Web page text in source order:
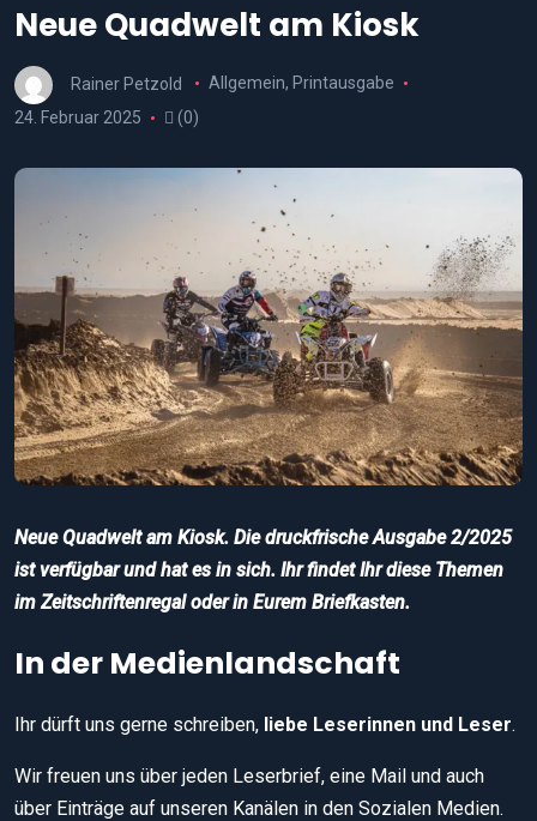
Neue Quadwelt am Kiosk
Rainer Petzold Allgemein, Printausgabe
24. Februar 2025
(0)
Neue Quadwelt am Kiosk. Die druckfrische Ausgabe 2/2025
ist verfügbar und hat es in sich. Ihr findet Ihr diese Themen
im Zeitschriftenregal oder in Eurem Briefkasten.
In der Medienlandschaft
Ihr dürft uns gerne schreiben, liebe Leserinnen und Leser.
Wir freuen uns über jeden Leserbrief, eine Mail und auch
über Einträge auf unseren Kanälen in den Sozialen Medien.